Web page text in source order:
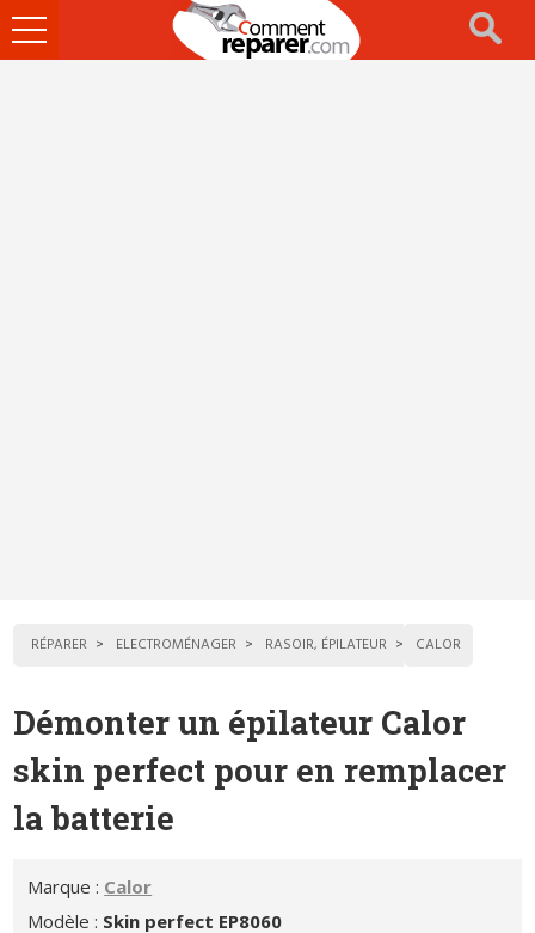
Ouvrir
le
RÉPARER ELECTROMÉNAGER RASOIR, ÉPILATEUR CALOR
Démonter un épilateur Calor
skin perfect pour en remplacer
la batterie
Marque : Calor
Modèle : Skin perfect EP8060